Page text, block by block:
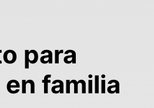
para
familia